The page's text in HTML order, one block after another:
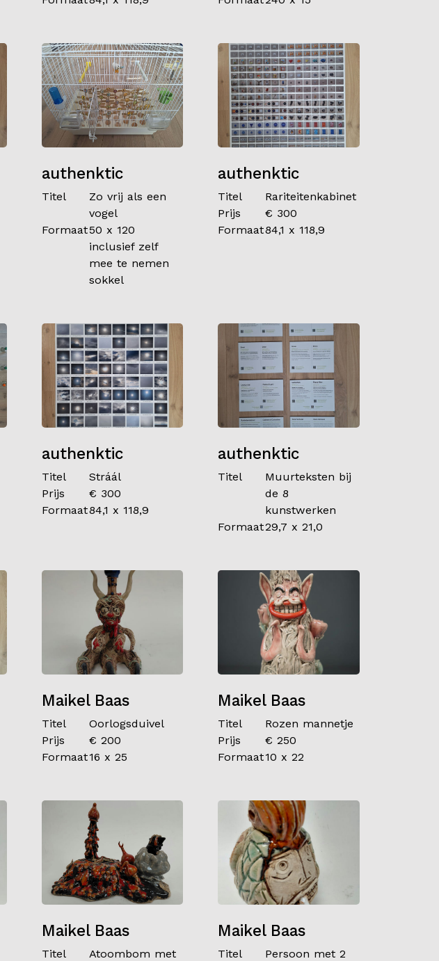
authenktic
Titel
Zo vrij als een
vogel
Formaat50 x 120
inclusief zelf
mee te nemen
sokkel
authenktic
Titel
Rariteitenkabinet
Prijs
€ 300
Formaat84,1 x 118,9
authenktic
Titel
Stráál
Prijs
€ 300
Formaat84,1 x 118,9
authenktic
Titel
Muurteksten bij
de 8
kunstwerken
Formaat29,7 x 21,0
Maikel Baas
Titel
Oorlogsduivel
Prijs
€ 200
Formaat16 x 25
Maikel Baas
Titel
Rozen mannetje
Prijs
€ 250
Formaat10 x 22
Maikel Baas
Titel
Atoombom met
Maikel Baas
Titel
Persoon met 2